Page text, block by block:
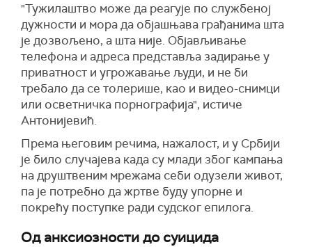
"Тужилаштво може да реагује по службеној
дужности и мора да објашњава грађанима шта
је дозвољено, а шта није. Објављивање
телефона и адреса представља задирање у
приватност и угрожавање људи, и не би
требало да се толерише, као и видео-снимци
или осветничка порнографија", истиче
Антонијевић.
Према његовим речима, нажалост, и у Србији
је било случајева када су млади због кампања
на друштвеним мрежама себи одузели живот,
па је потребно да жртве буду упорне и
покрећу поступке ради судског епилога.
Од анксиозности до суицида